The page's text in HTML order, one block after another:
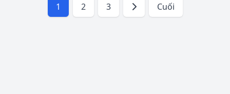
1 2 3 Cuối